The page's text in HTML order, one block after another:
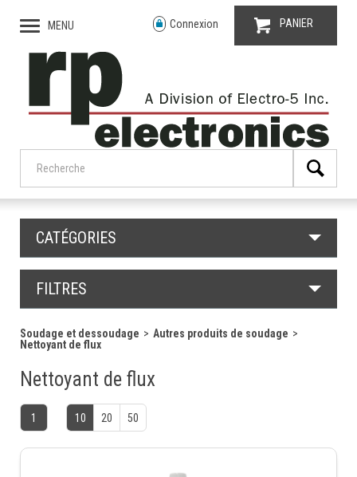
MENU Connexion PANIER
CATÉGORIES
FILTRES
Soudage et dessoudage
Autres produits de soudage
Nettoyant de flux
Nettoyant de flux
1 10 20 50